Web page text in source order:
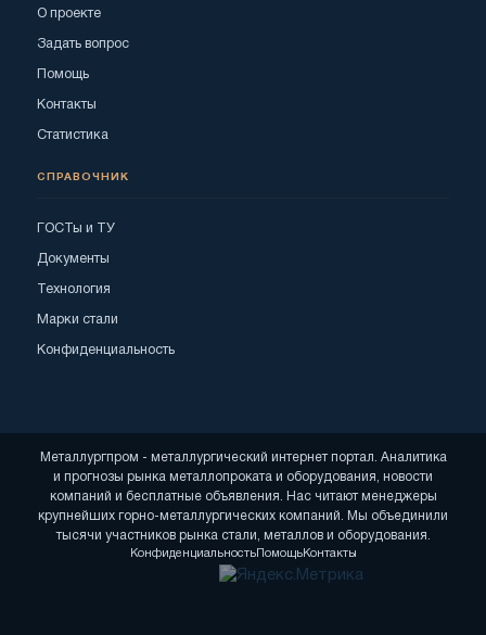
О проекте
Задать вопрос
Помощь
Контакты
Статистика
СПРАВОЧНИК
ГОСТы и ТУ
Документы
Технология
Марки стали
Конфиденциальность
Металлургпром - металлургический интернет портал. Аналитика
и прогнозы рынка металлопроката и оборудования, новости
компаний и бесплатные объявления. Нас читают менеджеры
крупнейших горно-металлургических компаний. Мы объединили
тысячи участников рынка стали, металлов и оборудования.
КонфиденциальностьПомощьКонтакты